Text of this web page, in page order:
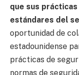
que sus
estándares del
oportunidad de
estadounidense
prácticas de
normas de